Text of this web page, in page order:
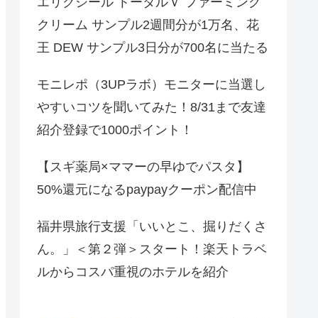
クリーム サンプル2週間分が1万名、花
王 DEW サンプル3日分が700名に当たる
モニレポ（3UPラボ）モニターに当選し
やすいコツを聞いてみた！8/31まで友達
紹介登録で1000ポイント！
【スギ薬局×ママーの早ゆでパスタ】
50%還元になるpaypayクーポン配信中
福井県旅行支援「いいとこ、掘りだくさ
ん。」＜第２弾＞スタート！楽天トラベ
ルからコスパ重視のホテルを紹介